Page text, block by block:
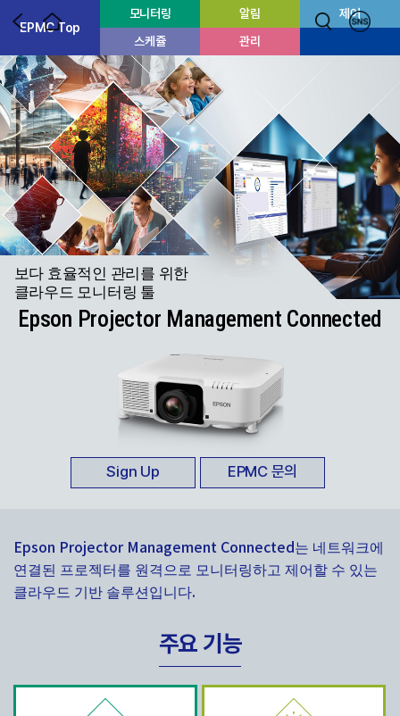
EPMC Top
모니터링 알림
제어
스케쥴
관리
보다 효율적인 관리를 위한
클라우드 모니터링 툴
Epson Projector Management Connected
Sign Up EPMC 문의
Epson Projector Management Connected는 네트워크에
연결된 프로젝터를 원격으로 모니터링하고 제어할 수 있는
클라우드 기반 솔루션입니다.
주요 기능